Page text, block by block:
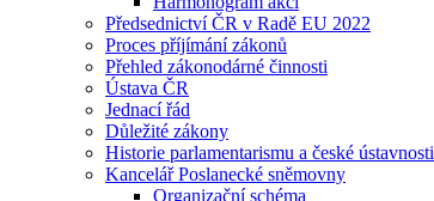
Předsednictví ČR v Radě EU 2022
Proces příjímání zákonů
Přehled zákonodárné činnosti
Ústava ČR
Jednací řád
Důležité zákony
Historie parlamentarismu a české ústavnosti
Kancelář Poslanecké sněmovny
Organizační schéma